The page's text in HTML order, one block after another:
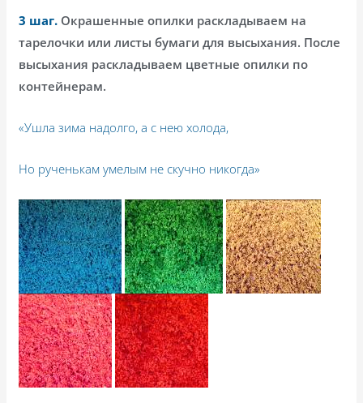
3 шаг. Окрашенные опилки раскладываем на
тарелочки или листы бумаги для высыхания. После
высыхания раскладываем цветные опилки по
контейнерам.
«Ушла зима надолго, а с нею холода,
Но рученькам умелым не скучно никогда»